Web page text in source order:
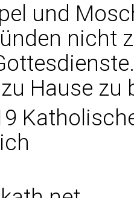
und
nicht
Hause zu